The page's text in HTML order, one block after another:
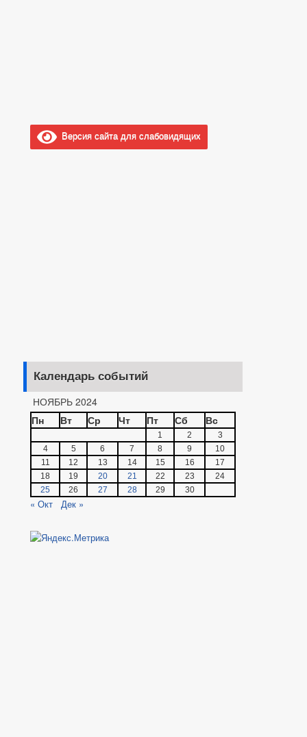
Версия сайта для слабовидящих
Календарь событий
НОЯБРЬ 2024
Пн
Вт Ср Чт Пт Сб Вс
1 2
3
4
5 6 7 8 9
10
11
12 13 14 15 16
17
18
19 20 21 22 23
24
25
26 27 28 29 30
« Окт Дек »